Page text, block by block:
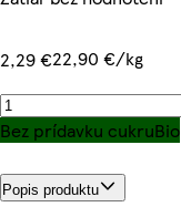
2,29 €22,90 €/kg
Bez prídavku cukruBio
Popis produktu